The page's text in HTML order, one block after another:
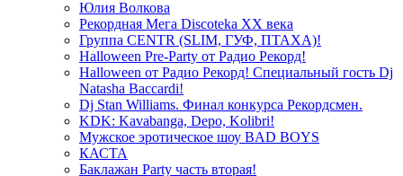
Юлия Волкова
Рекордная Мега Discoteka XX века
Группа CENTR (SLIM, ГУФ, ПТАХА)!
Halloween Pre-Party от Радио Рекорд!
Halloween от Радио Рекорд! Специальный гость Dj
Natasha Baccardi!
Dj Stan Williams. Финал конкурса Рекордсмен.
KDK: Kavabanga, Depo, Kolibri!
Мужское эротическое шоу BAD BOYS
КАСТА
Баклажан Party часть вторая!